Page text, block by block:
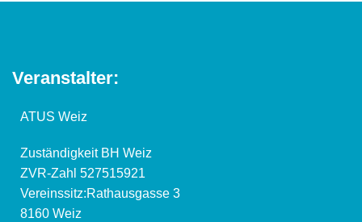
Veranstalter:
ATUS Weiz
Zuständigkeit BH Weiz
ZVR-Zahl 527515921
Vereinssitz:Rathausgasse 3
8160 Weiz